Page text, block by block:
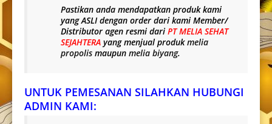
Pastikan anda mendapatkan produk kami
yangASLIdengan order dari kami Member/
Distributor agen resmi dari PT MELIA SEHAT
SEJAHTERA yang menjual produkmelia
propolis maupun melia biyang.
UNTUK PEMESANAN SILAHKAN HUBUNGI
ADMIN KAMI: